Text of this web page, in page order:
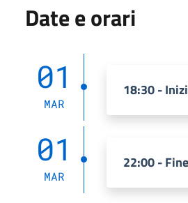
Date e orari
01
MAR
18:30 -
01
MAR
22:00 -